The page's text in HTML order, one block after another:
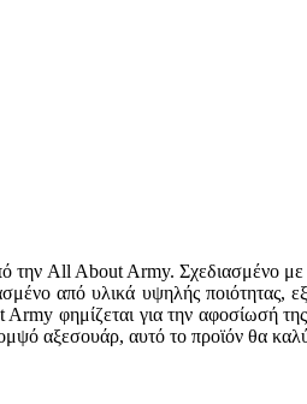
την All About Army. Σχεδιασμένο
από υλικά υψηλής ποιότητας,
φημίζεται για την αφοσίωσή της
αξεσουάρ, αυτό το προϊόν θα